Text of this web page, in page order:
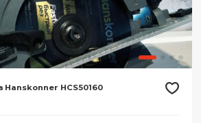
Hanskonner HCS50160